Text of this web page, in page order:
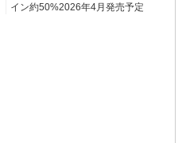
イン約50%2026年4月発売予定